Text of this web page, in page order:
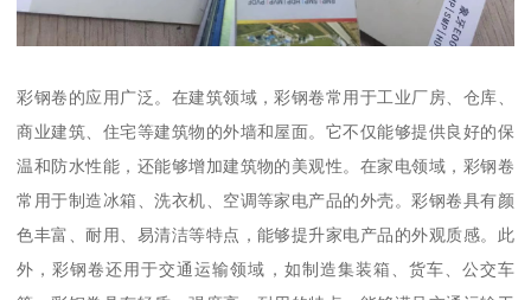
彩钢卷的应用广泛。在建筑领域，彩钢卷常用于工业厂房、仓库、
商业建筑、住宅等建筑物的外墙和屋面。它不仅能够提供良好的保
温和防水性能，还能够增加建筑物的美观性。在家电领域，彩钢卷
常用于制造冰箱、洗衣机、空调等家电产品的外壳。彩钢卷具有颜
色丰富、耐用、易清洁等特点，能够提升家电产品的外观质感。此
外，彩钢卷还用于交通运输领域，如制造集装箱、货车、公交车